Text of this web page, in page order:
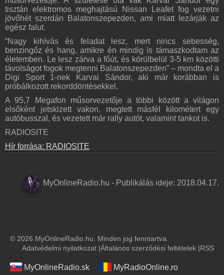
Online rádió készítés
Készítés lépésről lépésre
tisztán elektromos meghajtású Nissan Leafet fog vezetni
jövőhét szerdán Balatonszepezden, ami miatt lezárják az
egész falut.
“Nagy kihívás és feladat lesz, mert nincs sebesség,
benzingőz és hang, amikre én mindig is támaszkodtam az
életemben. Le lesz zárva a főút, és körülbelül 3-5 km közötti
távolságot fogok megtenni Balatonszepezden” – mondta el a
Digi Sport 1-nek Karvai Sándor, aki már korábban is
próbálkozott rekorddöntésekkel.
A 95,7 Megafon műsorvezetője a többi között a világon
elsőként jetskizett vakon, megtett másfél kilométert egy
autóbusszal, és vezetett már rally autót, valamint tankot is.
RADIOSITE
Hír forrása: RADIOSITE
MyOnlineRadio.hu - Publikálás ideje: 2018.04.17.
© 2026 MyOnlineRadio.hu. Minden jog fenntartva.
Adatvédelmi nyilatkozat |Általános szerződési feltételek |RSS
MyOnlineRadio.sk MyRadioOnline.ro